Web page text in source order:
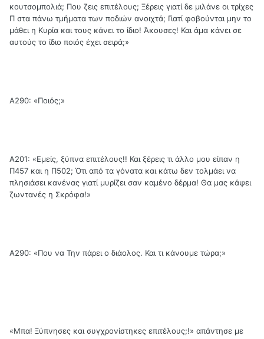
κουτσομπολιά; Που ζεις επιτέλους; Ξέρεις γιατί δε μιλάνε οι τρίχες
Π στα πάνω τμήματα των ποδιών ανοιχτά; Γιατί φοβούνται μην το
μάθει η Κυρία και τους κάνει το ίδιο! Άκουσες! Και άμα κάνει σε
αυτούς το ίδιο ποιός έχει σειρά;»
Α290: «Ποιός;»
Α201: «Εμείς, ξύπνα επιτέλους!! Και ξέρεις τι άλλο μου είπαν η
Π457 και η Π502; Ότι από τα γόνατα και κάτω δεν τολμάει να
πλησιάσει κανένας γιατί μυρίζει σαν καμένο δέρμα! Θα μας κάψει
ζωντανές η Σκρόφα!»
Α290: «Που να Την πάρει ο διάολος. Και τι κάνουμε τώρα;»
«Μπα! Ξύπνησες και συγχρονίστηκες επιτέλους;!» απάντησε με